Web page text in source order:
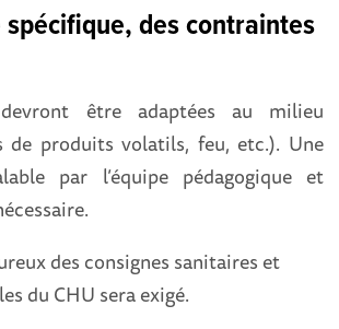
spécifique, des contraintes
être adaptées au milieu
de produits volatils, feu, etc.). Une
par l’équipe pédagogique et
des consignes sanitaires et
du CHU sera exigé.